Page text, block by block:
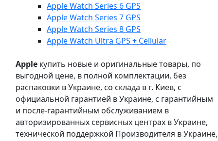
Apple Watch Series 6 GPS
Apple Watch Series 7 GPS
Apple Watch Series 8 GPS
Apple Watch Ultra GPS + Cellular
Apple купить новые и оригинальные товары, по
выгодной цене, в полной комплектации, без
распаковки в Украине, со склада в г. Киев, с
официальной гарантией в Украине, с гарантийным
и после-гарантийным обслуживанием в
авторизированных сервисных центрах в Украине,
технической поддержкой Производителя в Украине,